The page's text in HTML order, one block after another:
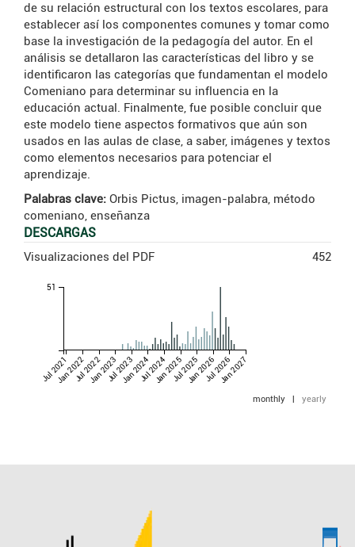
de su relación estructural con los textos escolares, para
establecer así los componentes comunes y tomar como
base la investigación de la pedagogía del autor. En el
análisis se detallaron las características del libro y se
identificaron las categorías que fundamentan el modelo
Comeniano para determinar su influencia en la
educación actual. Finalmente, fue posible concluir que
este modelo tiene aspectos formativos que aún son
usados en las aulas de clase, a saber, imágenes y textos
como elementos necesarios para potenciar el
aprendizaje.
Palabras clave: Orbis Pictus, imagen-palabra, método
comeniano, enseñanza
DESCARGAS
Visualizaciones del PDF 452
Jul 2021Jan 2022Jul 2022Jan 2023Jul 2023Jan 2024Jul 2024Jan 2025Jul 2025Jan 2026Jul 2026Jan 2027
51
monthly yearly